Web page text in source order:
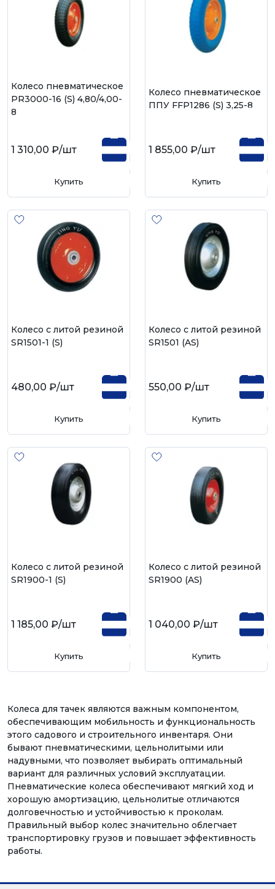
Колесо пневматическое
PR3000-16 (S) 4,80/4,00-
8
1 310,00 ₽/шт
Купить
Колесо пневматическое
ППУ FFP1286 (S) 3,25-8
1 855,00 ₽/шт
Купить
Колесо с литой резиной
SR1501-1 (S)
480,00 ₽/шт
Купить
Колесо с литой резиной
SR1501 (AS)
550,00 ₽/шт
Купить
Колесо с литой резиной
SR1900-1 (S)
1 185,00 ₽/шт
Купить
Колесо с литой резиной
SR1900 (AS)
1 040,00 ₽/шт
Купить
Колеса для тачек являются важным компонентом,
обеспечивающим мобильность и функциональность
этого садового и строительного инвентаря. Они
бывают пневматическими, цельнолитыми или
надувными, что позволяет выбирать оптимальный
вариант для различных условий эксплуатации.
Пневматические колеса обеспечивают мягкий ход и
хорошую амортизацию, цельнолитые отличаются
долговечностью и устойчивостью к проколам.
Правильный выбор колес значительно облегчает
транспортировку грузов и повышает эффективность
работы.